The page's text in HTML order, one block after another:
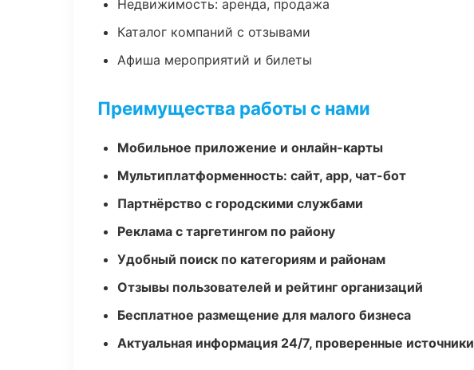
Недвижимость: аренда, продажа
Каталог компаний с отзывами
Афиша мероприятий и билеты
Преимущества работы с нами
Мобильное приложение и онлайн-карты
Мультиплатформенность: сайт, app, чат-бот
Партнёрство с городскими службами
Реклама с таргетингом по району
Удобный поиск по категориям и районам
Отзывы пользователей и рейтинг организаций
Бесплатное размещение для малого бизнеса
Актуальная информация 24/7, проверенные источники